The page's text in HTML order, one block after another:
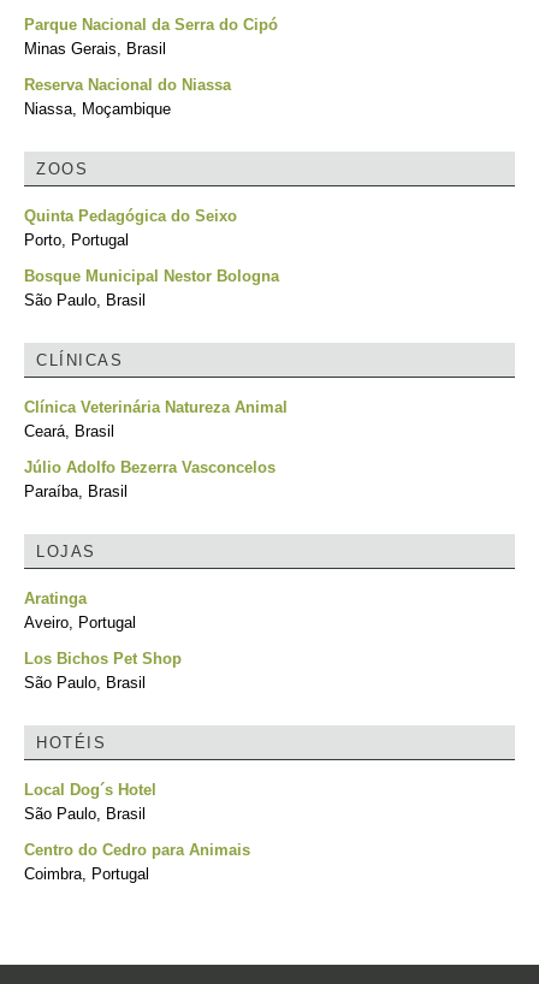
Parque Nacional da Serra do Cipó
Minas Gerais, Brasil
Reserva Nacional do Niassa
Niassa, Moçambique
ZOOS
Quinta Pedagógica do Seixo
Porto, Portugal
Bosque Municipal Nestor Bologna
São Paulo, Brasil
CLÍNICAS
Clínica Veterinária Natureza Animal
Ceará, Brasil
Júlio Adolfo Bezerra Vasconcelos
Paraíba, Brasil
LOJAS
Aratinga
Aveiro, Portugal
Los Bichos Pet Shop
São Paulo, Brasil
HOTÉIS
Local Dog´s Hotel
São Paulo, Brasil
Centro do Cedro para Animais
Coimbra, Portugal